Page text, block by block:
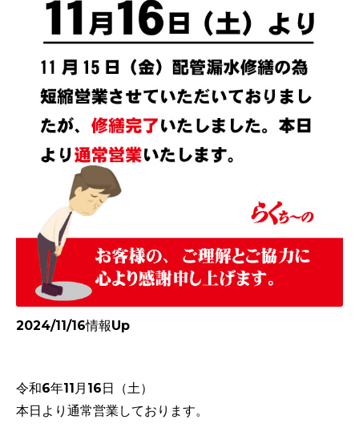
2024/11/16情報Up
令和6年11月16日（土）
本日より通常営業しております。